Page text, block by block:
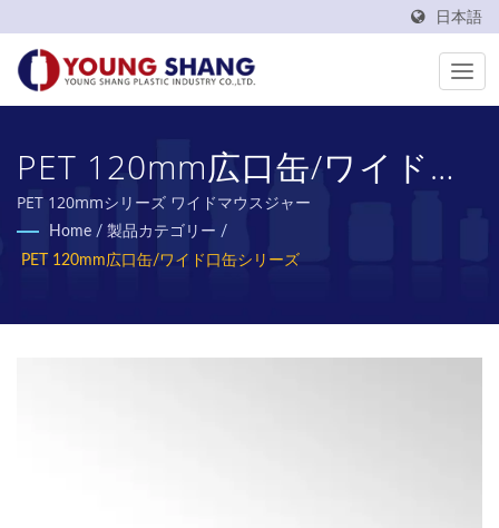
日本語
PET 120mm広口缶/ワイド口
缶シリーズ
PET 120mmシリーズ ワイドマウスジャー
Home / 製品カテゴリー /
PET 120mm広口缶/ワイド口缶シリーズ